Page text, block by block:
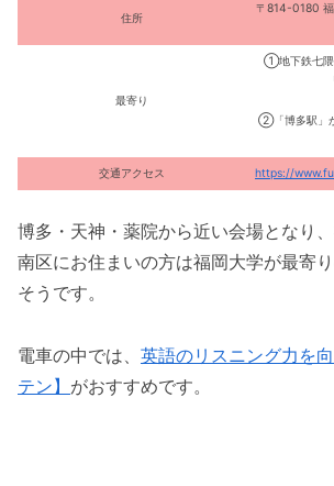
住所
〒814-0180 福
最寄り
①地下鉄七隈
②「博多駅」
交通アクセス https://
博多・天神・薬院から近い会場となり
南区にお住まいの方は福岡大学が最寄
そうです。
電車の中では、 英語のリスニング力を
テン】 がおすすめです。